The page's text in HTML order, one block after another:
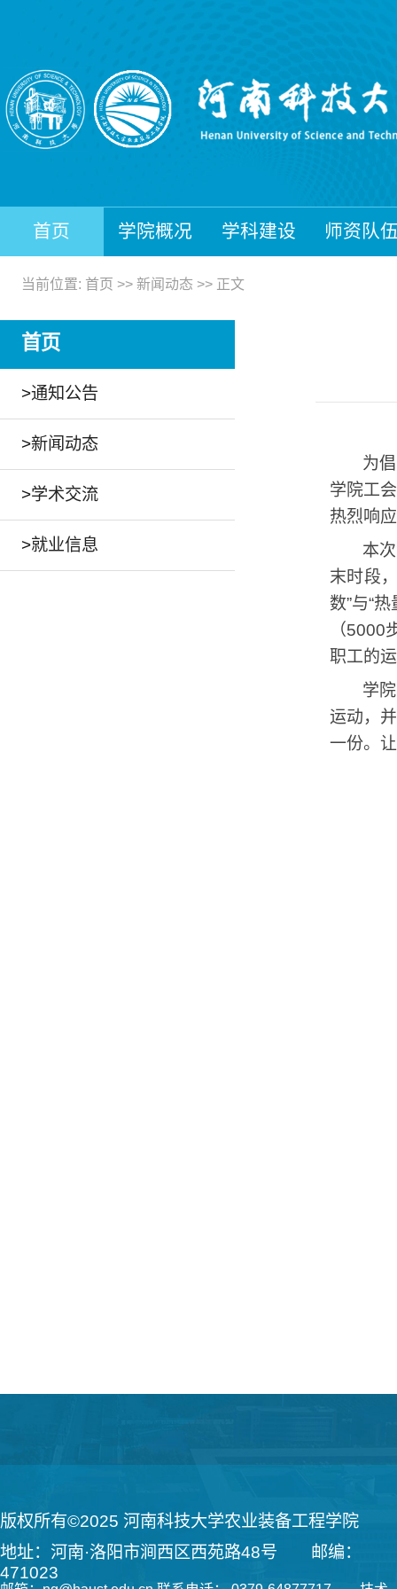
首页 学院概况 学科建设 师资队
当前位置: 首页 >> 新闻动态 >> 正文
首页
>通知公告
>新闻动态
>学术交流
>就业信息
为
学院工
热烈响
本
末时段
数”与“
（5000
职工的
学
运动，
一份。
版权所有©2025 河南科技大学农业装备工程学院
地址：河南·洛阳市涧西区西苑路48号 邮编：
471023